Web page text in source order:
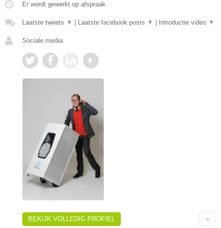
Er wordt gewerkt op afspraak.
Laatste tweets ▼ Laatste facebook posts ▼ Introductie video ▼
Sociale media:
BEKIJK VOLLEDIG PROFIEL